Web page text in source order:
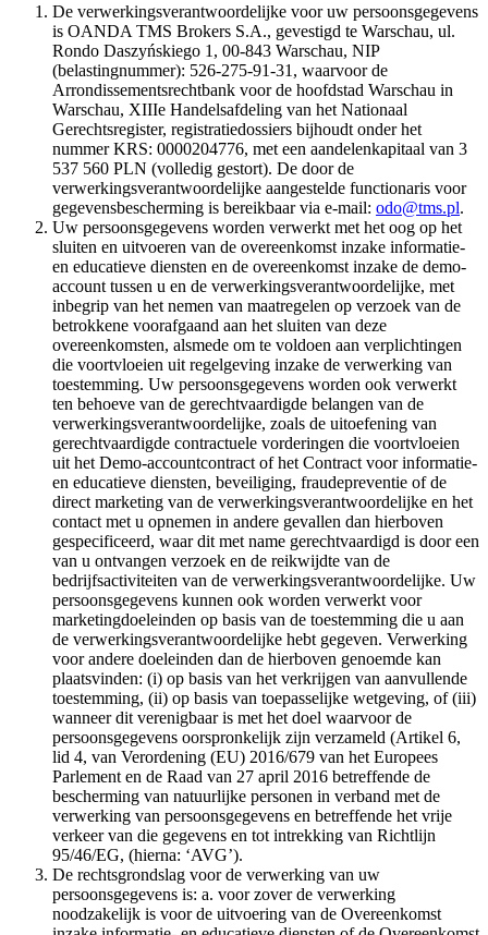
De verwerkingsverantwoordelijke voor uw persoonsgegevens
is OANDA TMS Brokers S.A., gevestigd te Warschau, ul.
Rondo Daszyńskiego 1, 00-843 Warschau, NIP
(belastingnummer): 526-275-91-31, waarvoor de
Arrondissementsrechtbank voor de hoofdstad Warschau in
Warschau, XIIIe Handelsafdeling van het Nationaal
Gerechtsregister, registratiedossiers bijhoudt onder het
nummer KRS: 0000204776, met een aandelenkapitaal van 3
537 560 PLN (volledig gestort). De door de
verwerkingsverantwoordelijke aangestelde functionaris voor
gegevensbescherming is bereikbaar via e-mail: odo@tms.pl.
Uw persoonsgegevens worden verwerkt met het oog op het
sluiten en uitvoeren van de overeenkomst inzake informatie-
en educatieve diensten en de overeenkomst inzake de demo-
account tussen u en de verwerkingsverantwoordelijke, met
inbegrip van het nemen van maatregelen op verzoek van de
betrokkene voorafgaand aan het sluiten van deze
overeenkomsten, alsmede om te voldoen aan verplichtingen
die voortvloeien uit regelgeving inzake de verwerking van
toestemming. Uw persoonsgegevens worden ook verwerkt
ten behoeve van de gerechtvaardigde belangen van de
verwerkingsverantwoordelijke, zoals de uitoefening van
gerechtvaardigde contractuele vorderingen die voortvloeien
uit het Demo-accountcontract of het Contract voor informatie-
en educatieve diensten, beveiliging, fraudepreventie of de
direct marketing van de verwerkingsverantwoordelijke en het
contact met u opnemen in andere gevallen dan hierboven
gespecificeerd, waar dit met name gerechtvaardigd is door een
van u ontvangen verzoek en de reikwijdte van de
bedrijfsactiviteiten van de verwerkingsverantwoordelijke. Uw
persoonsgegevens kunnen ook worden verwerkt voor
marketingdoeleinden op basis van de toestemming die u aan
de verwerkingsverantwoordelijke hebt gegeven. Verwerking
voor andere doeleinden dan de hierboven genoemde kan
plaatsvinden: (i) op basis van het verkrijgen van aanvullende
toestemming, (ii) op basis van toepasselijke wetgeving, of (iii)
wanneer dit verenigbaar is met het doel waarvoor de
persoonsgegevens oorspronkelijk zijn verzameld (Artikel 6,
lid 4, van Verordening (EU) 2016/679 van het Europees
Parlement en de Raad van 27 april 2016 betreffende de
bescherming van natuurlijke personen in verband met de
verwerking van persoonsgegevens en betreffende het vrije
verkeer van die gegevens en tot intrekking van Richtlijn
95/46/EG, (hierna: ‘AVG’).
De rechtsgrondslag voor de verwerking van uw
persoonsgegevens is: a. voor zover de verwerking
noodzakelijk is voor de uitvoering van de Overeenkomst